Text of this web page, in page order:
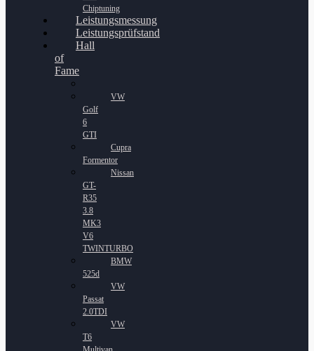
Chiptuning
Leistungsmessung
Leistungsprüfstand
Hall
of
Fame
VW
Golf
6
GTI
Cupra
Formentor
Nissan
GT-
R35
3.8
MK3
V6
TWINTURBO
BMW
525d
VW
Passat
2.0TDI
VW
T6